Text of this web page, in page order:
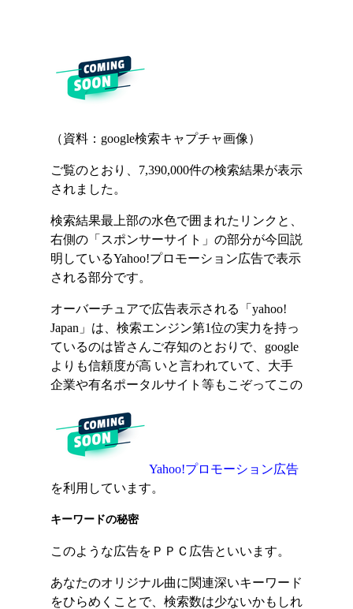
（資料：google検索キャプチャ画像）
ご覧のとおり、7,390,000件の検索結果が表示
されました。
検索結果最上部の水色で囲まれたリンクと、
右側の「スポンサーサイト」の部分が今回説
明しているYahoo!プロモーション広告で表示
される部分です。
オーバーチュアで広告表示される「yahoo!
Japan」は、検索エンジン第1位の実力を持っ
ているのは皆さんご存知のとおりで、google
よりも信頼度が高 いと言われていて、大手
企業や有名ポータルサイト等もこぞってこの
Yahoo!プロモーション広告
を利用しています。
キーワードの秘密
このような広告をＰＰＣ広告といいます。
あなたのオリジナル曲に関連深いキーワード
をひらめくことで、検索数は少ないかもしれ